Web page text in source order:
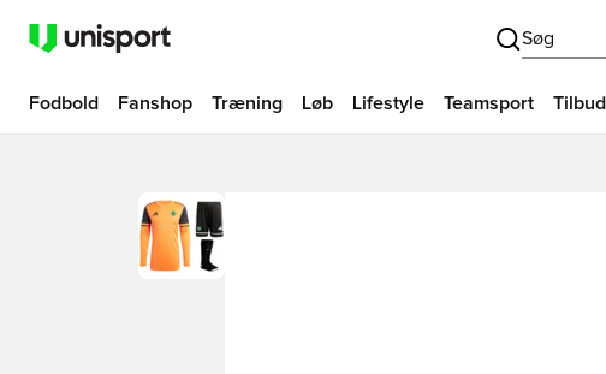
Søg
Fodbold Fanshop Træning Løb Lifestyle Teamsport Tilbud